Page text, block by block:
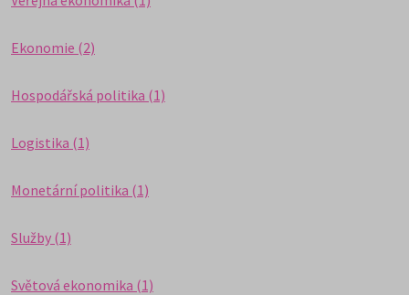
Ekonomie (2)
Hospodářská politika (1)
Logistika (1)
Monetární politika (1)
Služby (1)
Světová ekonomika (1)